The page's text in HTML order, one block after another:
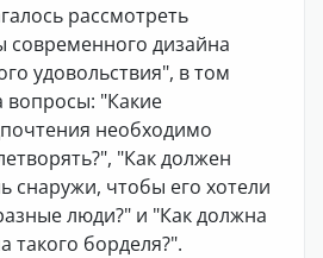
рассмотреть
современного дизайна
удовольствия", в том
вопросы: "Какие
необходимо
"Как должен
снаружи, чтобы его хотели
люди?" и "Как должна
такого борделя?".